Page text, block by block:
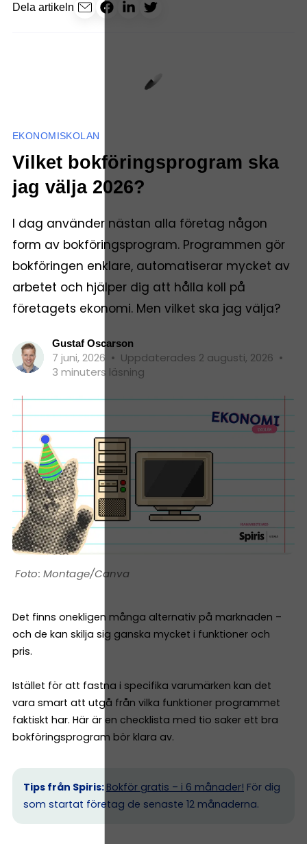
Dela artikeln
EKONOMISKOLAN
Vilket bokföringsprogram ska
jag välja 2026?
I dag använder nästan alla företag någon
form av bokföringsprogram. Programmen gör
bokföringen enklare, automatiserar mycket av
arbetet och hjälper dig att hålla koll på
företagets ekonomi. Men vilket ska jag välja?
Gustaf Oscarson
7 juni, 2026 • Uppdaterades 2 augusti, 2026 •
3 minuters läsning
Montage/Canva
Det finns onekligen många alternativ på marknaden –
och de kan skilja sig ganska mycket i funktioner och
pris.
Istället för att fastna i specifika varumärken kan det
vara smart att utgå från vilka funktioner programmet
faktiskt har. Här är en checklista med tio saker ett bra
bokföringsprogram bör klara av.
Tips från Spiris: Bokför gratis – i 6 månader! För dig
som startat företag de senaste 12 månaderna.